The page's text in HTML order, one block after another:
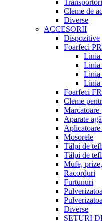
Cleme de ac
Diverse
ACCESORII
Dispozitive
Foarfeci
Linia
Linia
Linia
Foarfeci
Cleme
Marcatoare
Aparate
Aplicatoare
Mosorele
Tălpi de
Tălpi de
Mufe,
Racorduri
Furtunuri
Diverse
SETURI